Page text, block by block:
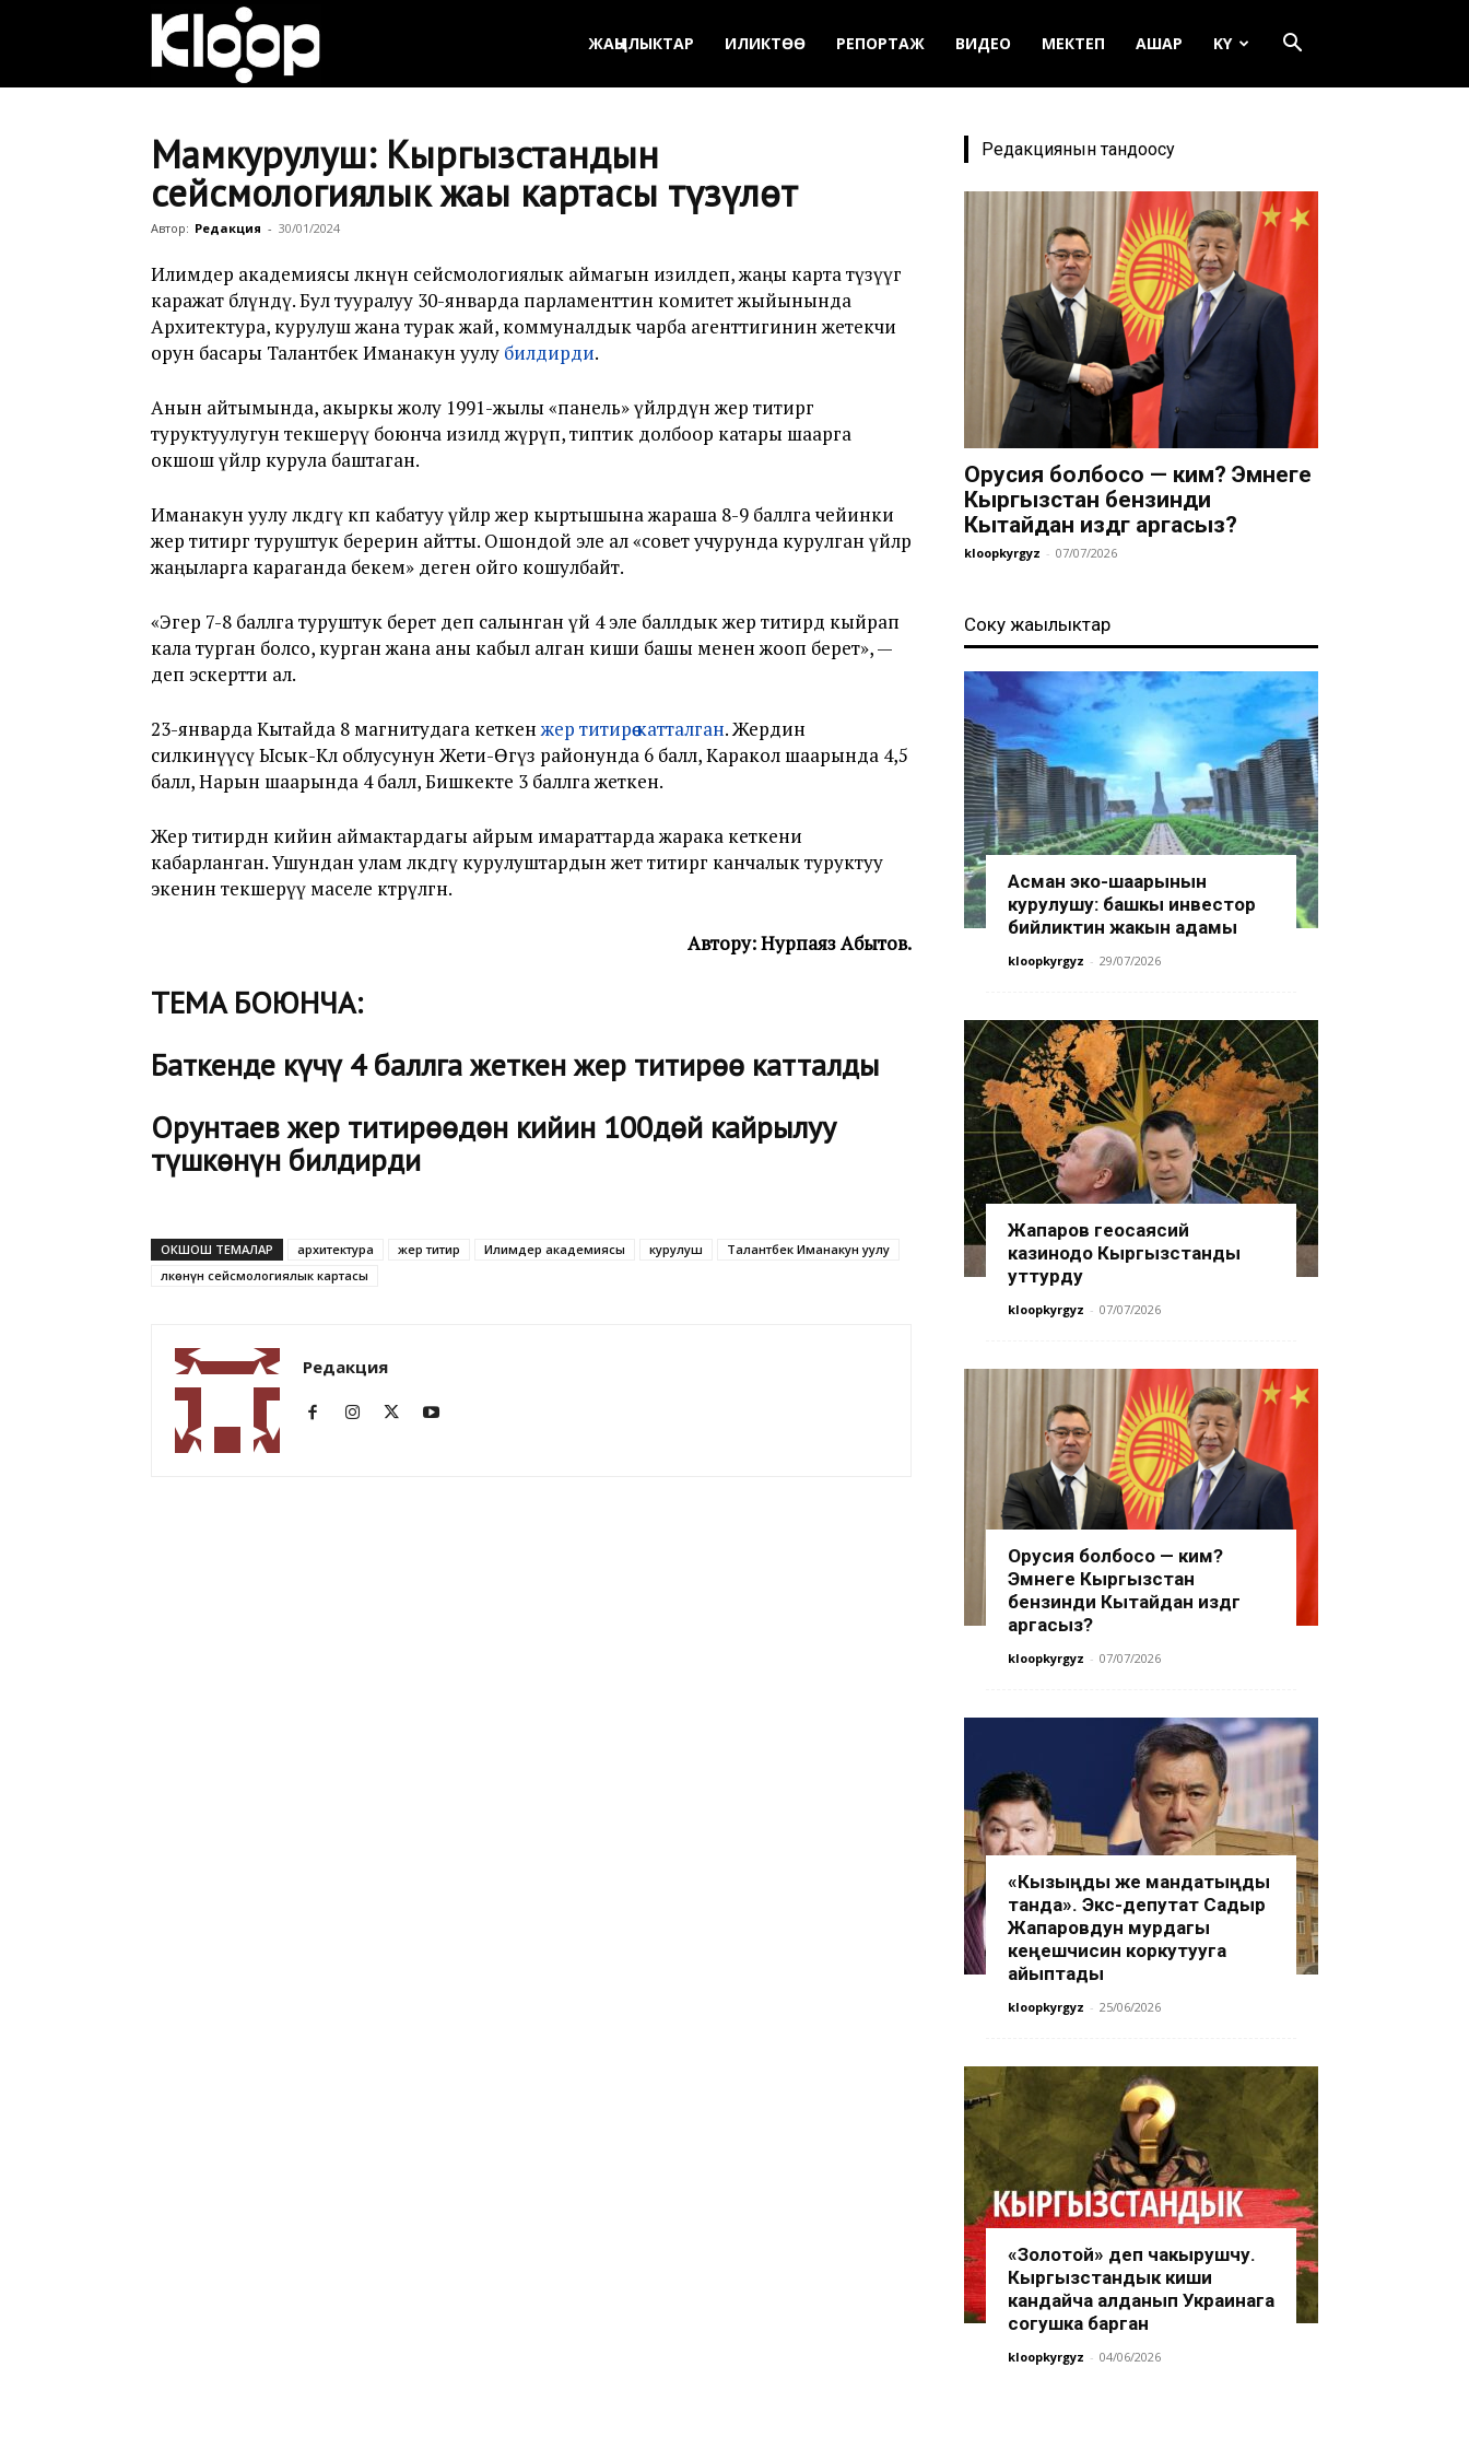
Кыргызстан
ЖАҢЫЛЫКТАР ИЛИКТӨӨ РЕПОРТАЖ ВИДЕО МЕКТЕП АШАР KY
Мамкурулуш: Кыргызстандын
сейсмологиялык жаңы картасы түзүлөт
Автор: Редакция - 30/01/2024
Илимдер академиясы өлкөнүн сейсмологиялык аймагын изилдеп, жаңы карта түзүүгө
каражат бөлүндү. Бул тууралуу 30-январда парламенттин комитет жыйынында
Архитектура, курулуш жана турак жай, коммуналдык чарба агенттигинин жетекчи
орун басары Талантбек Иманакун уулу билдирди.
Анын айтымында, акыркы жолу 1991-жылы «панель» үйлөрдүн жер титирөөгө
туруктуулугун текшерүү боюнча изилдөө жүрүп, типтик долбоор катары шаарга
окшош үйлөр курула баштаган.
Иманакун уулу өлкөдөгү көп кабатууүйлөр жер кыртышына жараша 8-9 баллга чейинки
жер титирөөгө туруштук берерин айтты. Ошондой эле ал«совет учурунда курулган үйлөр
жаңыларга караганда бекем» деген ойго кошулбайт.
«Эгер 7-8 баллга туруштук берет деп салынган үй 4 эле баллдык жер титирөөдө кыйрап
кала турган болсо, курган жана аны кабыл алган киши башы менен жооп берет», —
деп эскертти ал.
23-январда Кытайда 8 магнитудага кеткенжер титирөө катталган. Жердин
силкинүүсү Ысык-Көл облусунун Жети-Өгүз районунда 6 балл, Каракол шаарында 4,5
балл, Нарын шаарында 4 балл, Бишкекте 3 баллга жеткен.
Жер титирөөдөн кийин аймактардагы айрым имараттарда жарака кеткени
кабарланган. Ушундан улам өлкөдөгү курулуштардын жет титирөөгө канчалык туруктуу
экенин текшерүү маселе көтөрүлгөн.
Автору: Нурпаяз Абытов.
ТЕМА БОЮНЧА:
Баткенде күчү 4 баллга жеткен жер титирөө катталды
Орунтаев жер титирөөдөн кийин 100дөй кайрылуу
түшкөнүн билдирди
ОКШОШ ТЕМАЛАР архитектура жер титир Илимдер академиясы курулуш
Талантбек Иманакун уулу
Өлкөнүн сейсмологиялык картасы
Редакция
Редакциянын тандоосу
Орусия болбосо — ким? Эмнеге
Кыргызстан бензинди
Кытайдан издөөгө аргасыз?
kloopkyrgyz - 07/07/2026
Соңку жаңылыктар
Асман эко-шаарынын
курулушу: башкы инвестор
бийликтин жакын адамы
kloopkyrgyz - 29/07/2026
Жапаров геосаясий
казинодо Кыргызстанды
уттурду
kloopkyrgyz - 07/07/2026
Орусия болбосо — ким?
Эмнеге Кыргызстан
бензинди Кытайдан издөөгө
аргасыз?
kloopkyrgyz - 07/07/2026
«Кызыңды же мандатыңды
танда». Экс-депутат Садыр
Жапаровдун мурдагы
кеңешчисин коркутууга
айыптады
kloopkyrgyz - 25/06/2026
«Золотой» деп чакырушчу.
Кыргызстандык киши
кандайча алданып Украинага
согушка барган
kloopkyrgyz - 04/06/2026